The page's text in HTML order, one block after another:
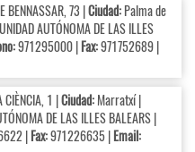
BENNASSAR, 73 |Ciudad:Palma de
AUTÓNOMA DE LAS ILLES
971295000 |Fax:971752689 |
CIÈNCIA, 1 |Ciudad:Marratxí |
DE LAS ILLES BALEARS |
|Fax:971226635 |Email: